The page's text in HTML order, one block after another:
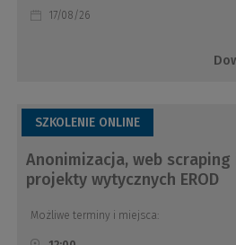
17/08/26
SZKOLENIE ONLINE
Anonimizacja, web scraping
projekty wytycznych EROD
Możliwe terminy i miejsca: